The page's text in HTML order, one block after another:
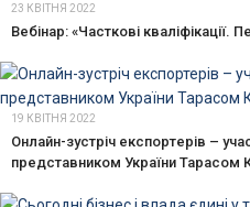
23 КВІТНЯ 2022
Вебінар: «Часткові кваліфікації.
19 КВІТНЯ 2022
Онлайн-зустріч експортерів –
представником України Тарасом